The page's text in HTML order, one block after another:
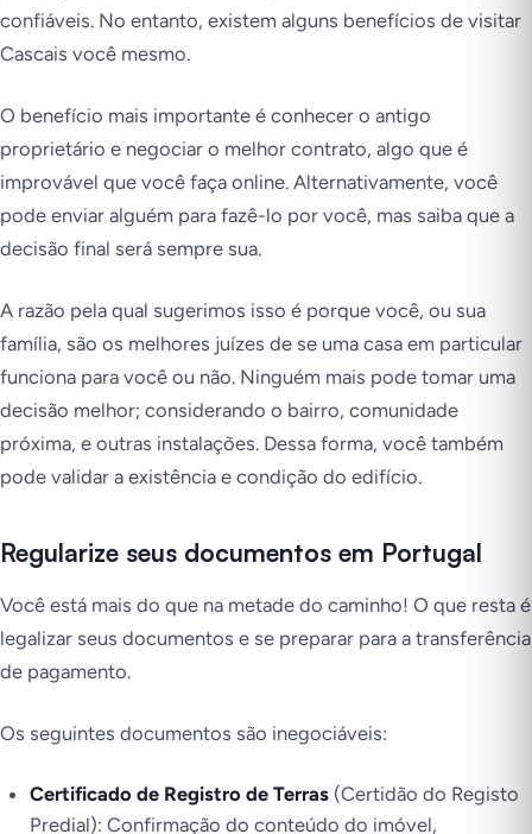
confiáveis. No entanto, existem alguns benefícios de visitar
Cascais você mesmo.
O benefício mais importante é conhecer o antigo
proprietário e negociar o melhor contrato, algo que é
improvável que você faça online. Alternativamente, você
pode enviar alguém para fazê-lo por você, mas saiba que a
decisão final será sempre sua.
A razão pela qual sugerimos isso é porque você, ou sua
família, são os melhores juízes de se uma casa em particular
funciona para você ou não. Ninguém mais pode tomar uma
decisão melhor; considerando o bairro, comunidade
próxima, e outras instalações. Dessa forma, você também
pode validar a existência e condição do edifício.
Regularize seus documentos em Portugal
Você está mais do que na metade do caminho! O que resta é
legalizar seus documentos e se preparar para a transferência
de pagamento.
Os seguintes documentos são inegociáveis:
Certificado de Registro de Terras(Certidão do Registo
Predial): Confirmação do conteúdo do imóvel,